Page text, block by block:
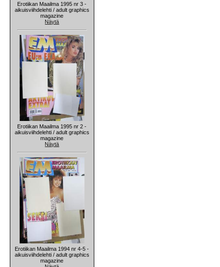
Erotiikan Maailma 1995 nr 3 -
aikuisviihdelehti / adult graphics
magazine
Näytä
Erotiikan Maailma 1995 nr 2 -
aikuisviihdelehti / adult graphics
magazine
Näytä
Erotiikan Maailma 1994 nr 4-5 -
aikuisviihdelehti / adult graphics
magazine